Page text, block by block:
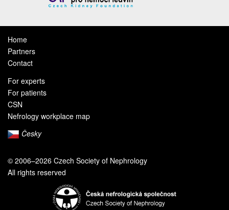
Home
Partners
Contact
For experts
For patients
CSN
Nefrology workplace map
Česky
© 2006–2026 Czech Society of Nephrology
All rights reserved